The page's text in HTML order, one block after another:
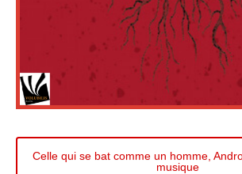
Celle qui se bat comme un homme,
musique